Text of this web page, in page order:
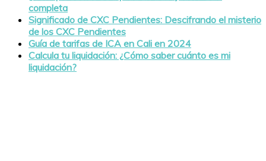
completa
Significado de CXC Pendientes: Descifrando el misterio
de los CXC Pendientes
Guía de tarifas de ICA en Cali en 2024
Calcula tu liquidación: ¿Cómo saber cuánto es mi
liquidación?